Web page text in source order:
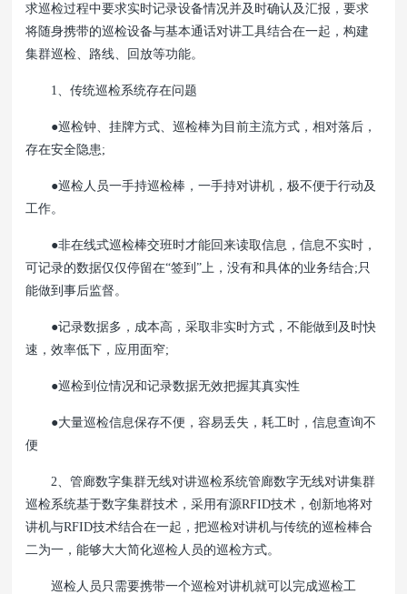
求巡检过程中要求实时记录设备情况并及时确认及汇报，要求
将随身携带的巡检设备与基本通话对讲工具结合在一起，构建
集群巡检、路线、回放等功能。
1、传统巡检系统存在问题
●巡检钟、挂牌方式、巡检棒为目前主流方式，相对落后，
存在安全隐患;
●巡检人员一手持巡检棒，一手持对讲机，极不便于行动及
工作。
●非在线式巡检棒交班时才能回来读取信息，信息不实时，
可记录的数据仅仅停留在“签到”上，没有和具体的业务结合;只
能做到事后监督。
●记录数据多，成本高，采取非实时方式，不能做到及时快
速，效率低下，应用面窄;
●巡检到位情况和记录数据无效把握其真实性
●大量巡检信息保存不便，容易丢失，耗工时，信息查询不
便
2、管廊数字集群无线对讲巡检系统管廊数字无线对讲集群
巡检系统基于数字集群技术，采用有源RFID技术，创新地将对
讲机与RFID技术结合在一起，把巡检对讲机与传统的巡检棒合
二为一，能够大大简化巡检人员的巡检方式。
巡检人员只需要携带一个巡检对讲机就可以完成巡检工